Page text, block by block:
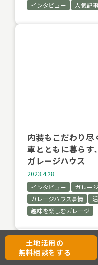
インタビュー
人気記事
内装もこだわり尽
車とともに暮らす
ガレージハウス
2023.4.28
インタビュー
ガレー
ガレージハウス事情
趣味を楽しむガレージ
土地活用の
無料相談をする